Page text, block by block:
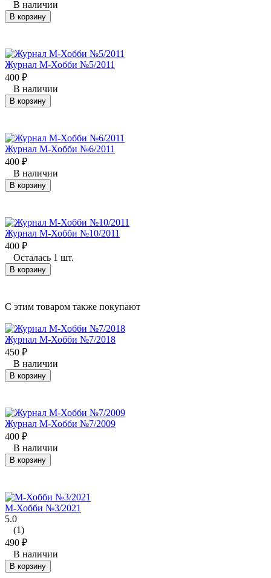
В наличии
В корзину
Журнал М-Хобби №5/2011
400 ₽
В наличии
В корзину
Журнал М-Хобби №6/2011
400 ₽
В наличии
В корзину
Журнал М-Хобби №10/2011
400 ₽
Осталась 1 шт.
В корзину
C этим товаром также покупают
Журнал М-Хобби №7/2018
450 ₽
В наличии
В корзину
Журнал М-Хобби №7/2009
400 ₽
В наличии
В корзину
М-Хобби №3/2021
5.0
(1)
490 ₽
В наличии
В корзину